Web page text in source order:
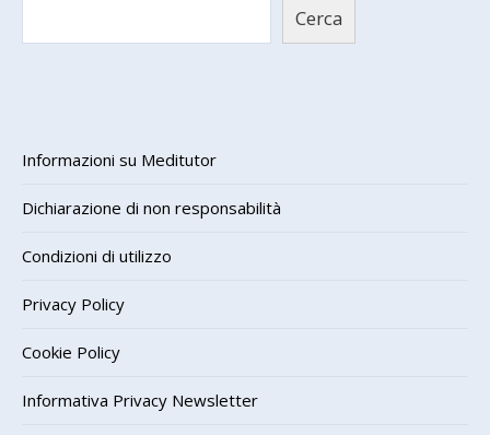
Cerca
Informazioni su Meditutor
Dichiarazione di non responsabilità
Condizioni di utilizzo
Privacy Policy
Cookie Policy
Informativa Privacy Newsletter